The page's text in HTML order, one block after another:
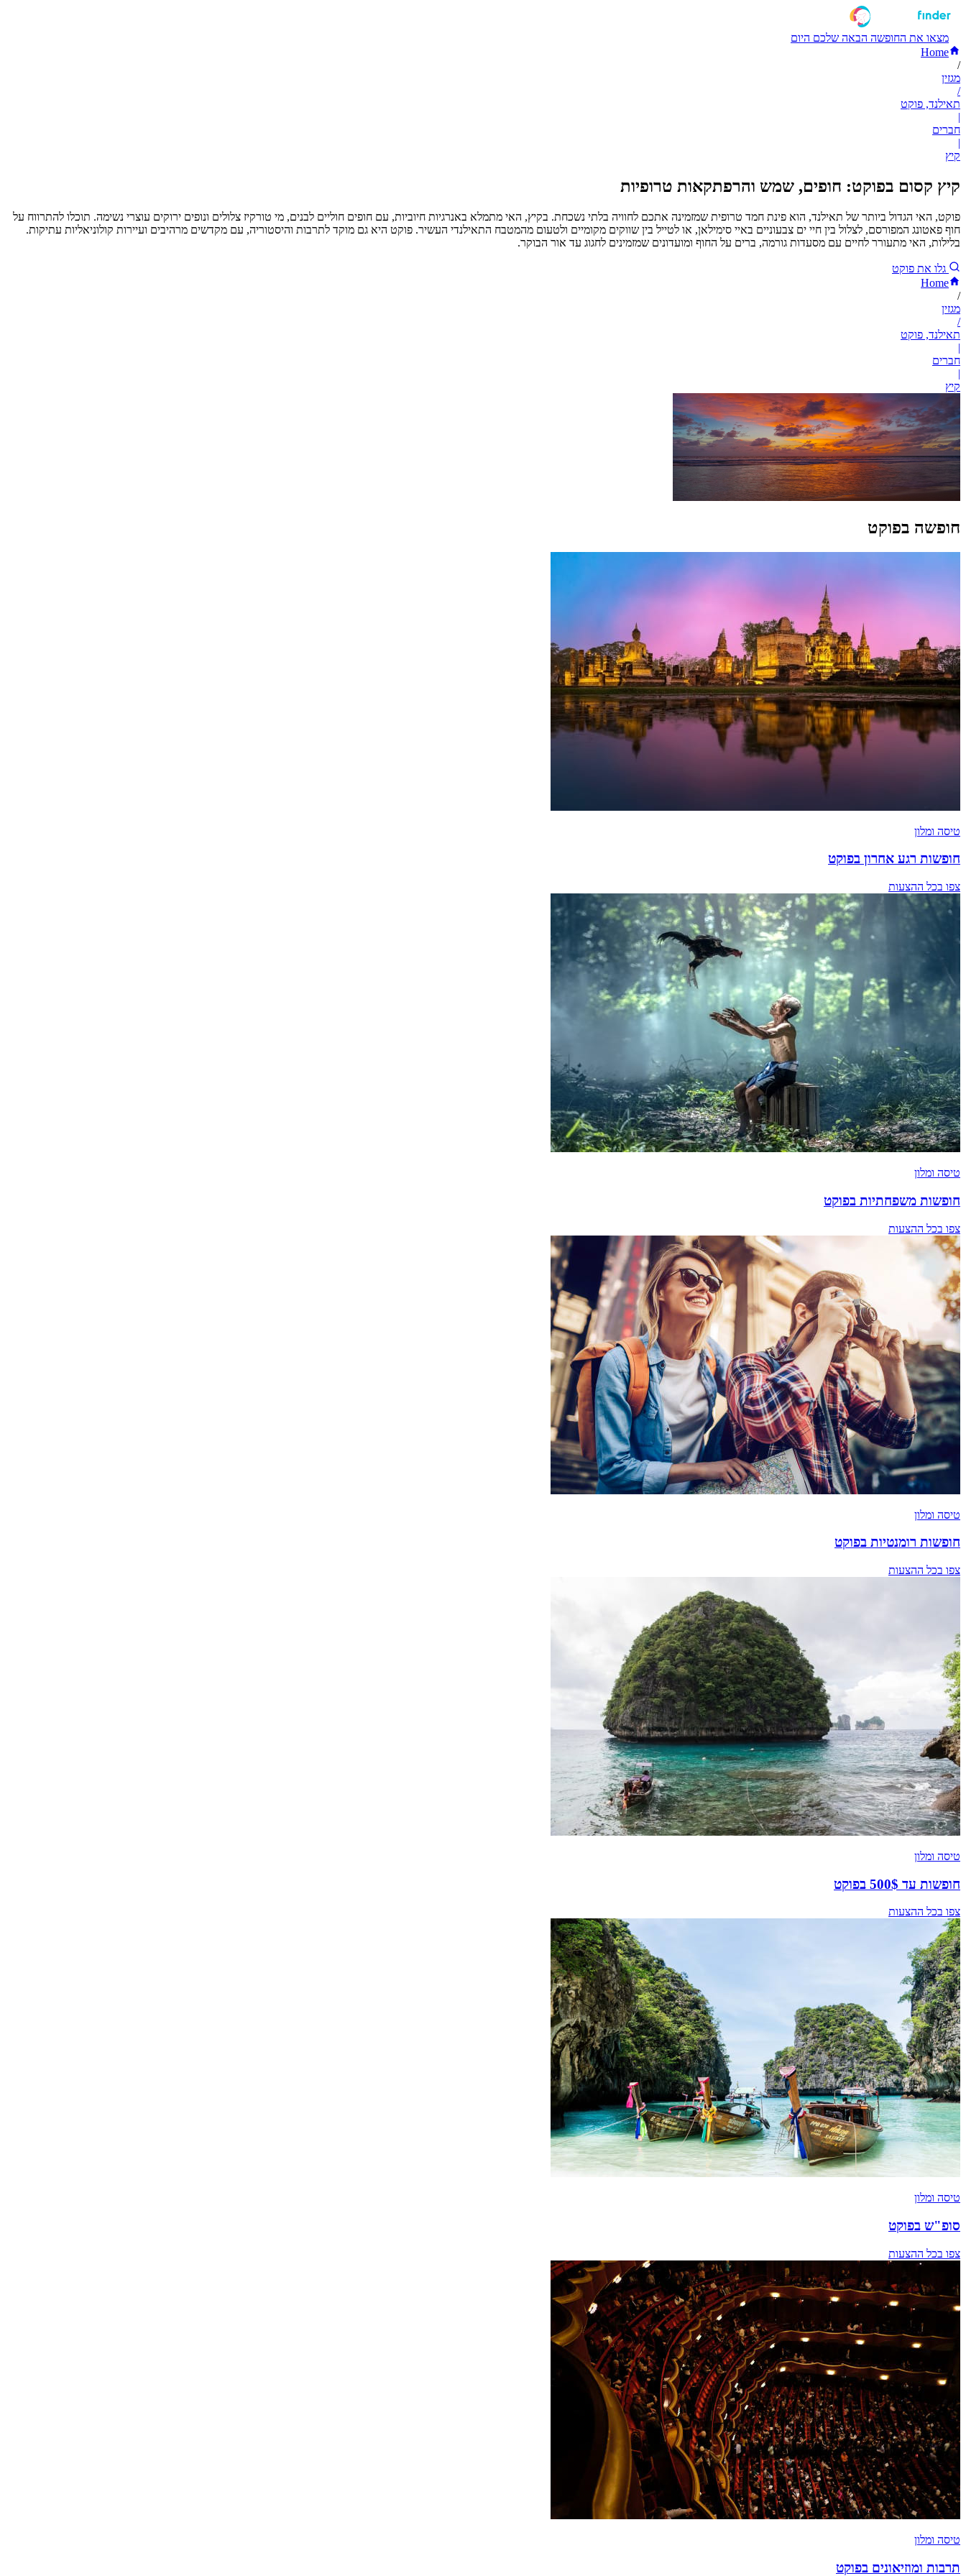
מצאו את החופשה הבאה שלכם היום
Home
/
מגזין
/
תאילנד, פוקט
|
חברים
|
קיץ
קיץ קסום בפוקט: חופים, שמש והרפתקאות טרופיות
פוקט, האי הגדול ביותר של תאילנד, הוא פינת חמד טרופית שמזמינה אתכם לחוויה בלתי נשכחת. בקיץ, האי מתמלא באנרגיות חיוביות, עם חופים חוליים לבנים, מי טורקיז צלולים ונופים ירוקים עוצרי נשימה. תוכלו להתרווח על
חוף פאטונג המפורסם, לצלול בין חיי ים צבעוניים באיי סימילאן, או לטייל בין שווקים מקומיים ולטעום מהמטבח התאילנדי העשיר. פוקט היא גם מוקד לתרבות והיסטוריה, עם מקדשים מרהיבים ועיירות קולוניאליות עתיקות.
בלילות, האי מתעורר לחיים עם מסעדות גורמה, ברים על החוף ומועדונים שמזמינים לחגוג עד אור הבוקר.
גלו את פוקט
Home
/
מגזין
/
תאילנד, פוקט
|
חברים
|
קיץ
חופשה בפוקט
טיסה ומלון
חופשות רגע אחרון בפוקט
צפו בכל ההצעות
טיסה ומלון
חופשות משפחתיות בפוקט
צפו בכל ההצעות
טיסה ומלון
חופשות רומנטיות בפוקט
צפו בכל ההצעות
טיסה ומלון
חופשות עד 500$ בפוקט
צפו בכל ההצעות
טיסה ומלון
סופ"ש בפוקט
צפו בכל ההצעות
טיסה ומלון
תרבות ומוזיאונים בפוקט